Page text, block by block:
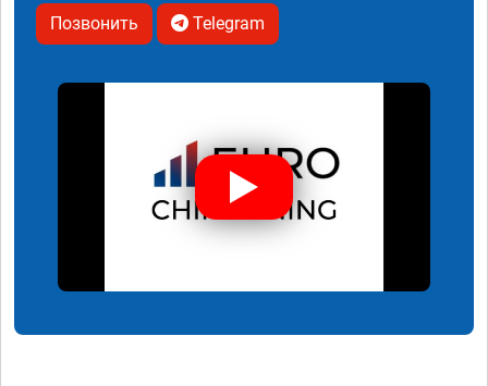
Позвонить Telegram